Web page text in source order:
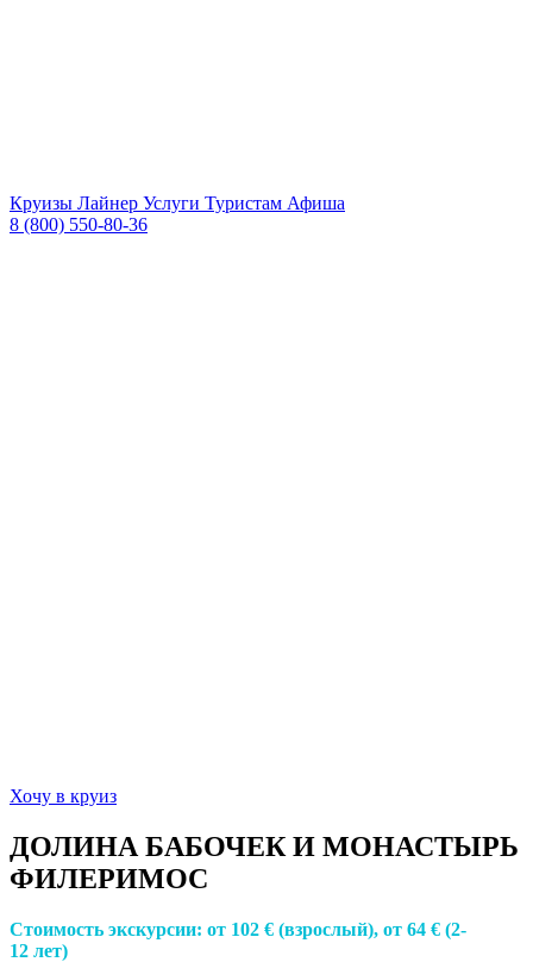
Круизы Лайнер Услуги Туристам Афиша
8 (800) 550-80-36
Хочу в круиз
ДОЛИНА БАБОЧЕК И МОНАСТЫРЬ
ФИЛЕРИМОС
Стоимость экскурсии: от 102 € (взрослый), от 64 € (2-
12 лет)